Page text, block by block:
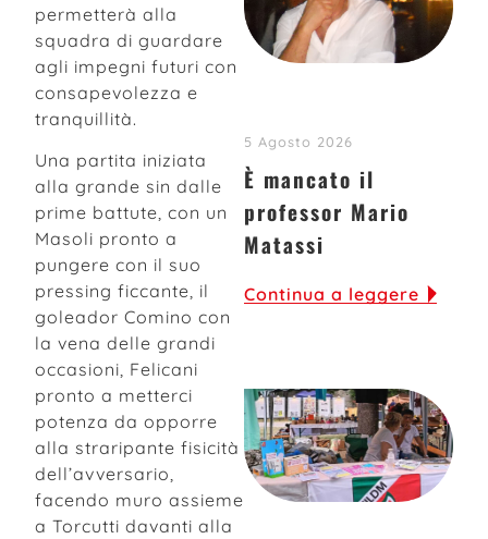
permetterà alla
squadra di guardare
agli impegni futuri con
consapevolezza e
tranquillità.
Una partita iniziata
alla grande sin dalle
prime battute, con un
Masoli pronto a
pungere con il suo
pressing ficcante, il
goleador Comino con
la vena delle grandi
occasioni, Felicani
pronto a metterci
potenza da opporre
alla straripante fisicità
dell’avversario,
facendo muro assieme
a Torcutti davanti alla
5 Agosto 2026
È mancato il
professor Mario
Matassi
Continua a leggere